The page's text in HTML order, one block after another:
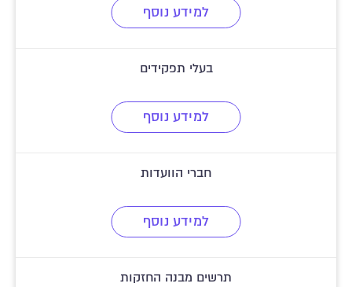
למידע נוסף
בעלי תפקידים
למידע נוסף
חברי הוועדות
למידע נוסף
תרשים מבנה החזקות